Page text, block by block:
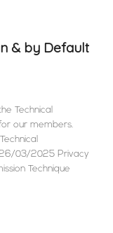
& by Default
Technical
our members.
26/03/2025 Privacy
Technique